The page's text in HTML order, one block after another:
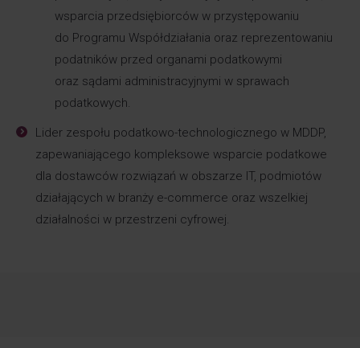
wsparcia przedsiębiorców w przystępowaniu
do Programu Współdziałania oraz reprezentowaniu
podatników przed organami podatkowymi
oraz sądami administracyjnymi w sprawach
podatkowych.
Lider zespołu podatkowo-technologicznego w MDDP,
zapewaniającego kompleksowe wsparcie podatkowe
dla dostawców rozwiązań w obszarze IT, podmiotów
działających w branży e-commerce oraz wszelkiej
działalności w przestrzeni cyfrowej.